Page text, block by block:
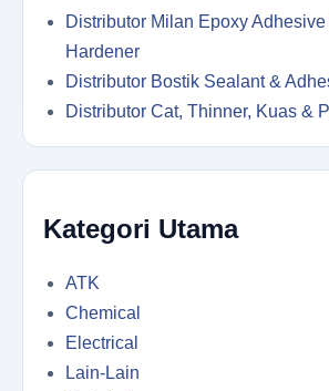
Distributor Milan Epoxy
Hardener
Distributor Bostik Sealant &
Distributor Cat, Thinner, Kuas &
Kategori Utama
ATK
Chemical
Electrical
Lain-Lain